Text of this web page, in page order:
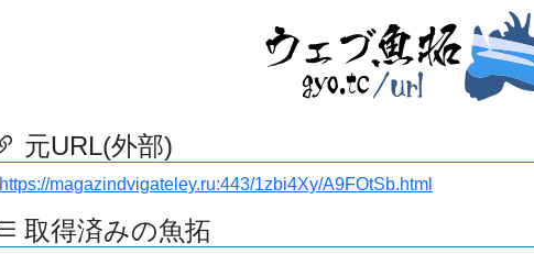
元URL(外部)
https://magazindvigateley.ru:443/1zbi4Xy/A9FOtSb.html
取得済みの魚拓